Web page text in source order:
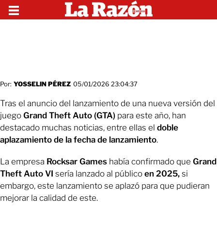
Por: YOSSELIN PÉREZ 05/01/2026 23:04:37
Tras el anuncio del lanzamiento de una nueva versión del
juego Grand Theft Auto (GTA) para este año, han
destacado muchas noticias, entre ellas el doble
aplazamiento de la fecha de lanzamiento.
La empresa Rocksar Games había confirmado que Grand
Theft Auto VI sería lanzado al público en 2025, si
embargo, este lanzamiento se aplazó para que pudieran
mejorar la calidad de este.